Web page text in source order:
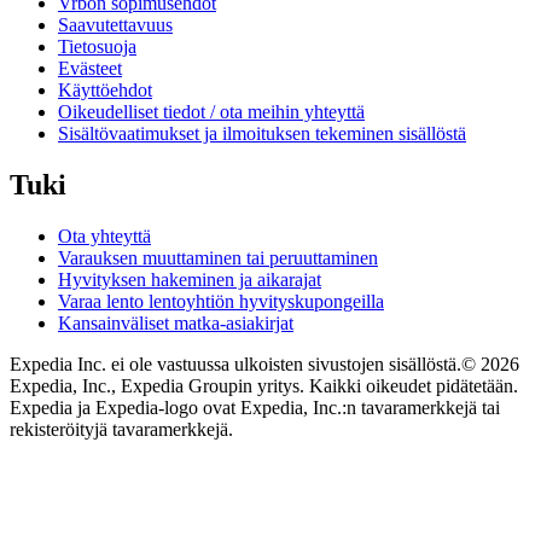
Saavutettavuus
Tietosuoja
Evästeet
Käyttöehdot
Oikeudelliset tiedot / ota meihin yhteyttä
Sisältövaatimukset ja ilmoituksen tekeminen sisällöstä
Tuki
Ota yhteyttä
Varauksen muuttaminen tai peruuttaminen
Hyvityksen hakeminen ja aikarajat
Varaa lento lentoyhtiön hyvityskupongeilla
Kansainväliset matka-asiakirjat
Expedia Inc. ei ole vastuussa ulkoisten sivustojen sisällöstä.© 2026
Expedia, Inc., Expedia Groupin yritys. Kaikki oikeudet pidätetään.
Expedia ja Expedia-logo ovat Expedia, Inc.:n tavaramerkkejä tai
rekisteröityjä tavaramerkkejä.